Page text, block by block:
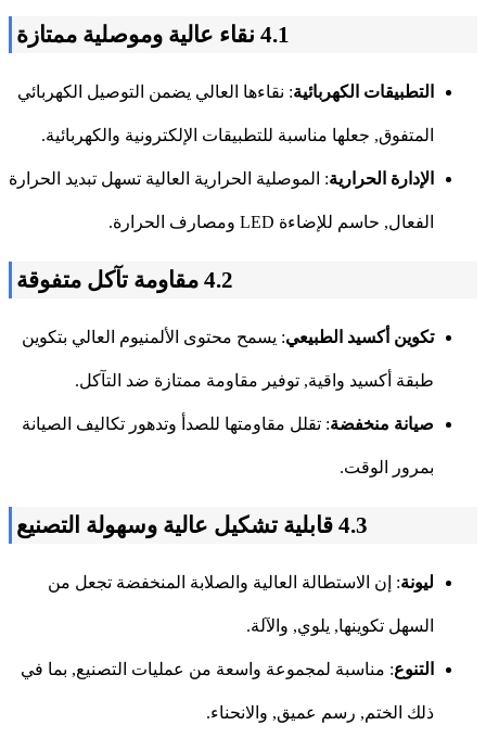
4.1 نقاء عالية وموصلية ممتازة
التطبيقات الكهربائية: نقاءها العالي يضمن التوصيل الكهربائي
المتفوق, جعلها مناسبة للتطبيقات الإلكترونية والكهربائية.
الإدارة الحرارية: الموصلية الحرارية العالية تسهل تبديد الحرارة
الفعال, حاسم للإضاءة LED ومصارف الحرارة.
4.2 مقاومة تآكل متفوقة
تكوين أكسيد الطبيعي: يسمح محتوى الألمنيوم العالي بتكوين
طبقة أكسيد واقية, توفير مقاومة ممتازة ضد التآكل.
صيانة منخفضة: تقلل مقاومتها للصدأ وتدهور تكاليف الصيانة
بمرور الوقت.
4.3 قابلية تشكيل عالية وسهولة التصنيع
ليونة: إن الاستطالة العالية والصلابة المنخفضة تجعل من
السهل تكوينها, يلوي, والآلة.
التنوع: مناسبة لمجموعة واسعة من عمليات التصنيع, بما في
ذلك الختم, رسم عميق, والانحناء.